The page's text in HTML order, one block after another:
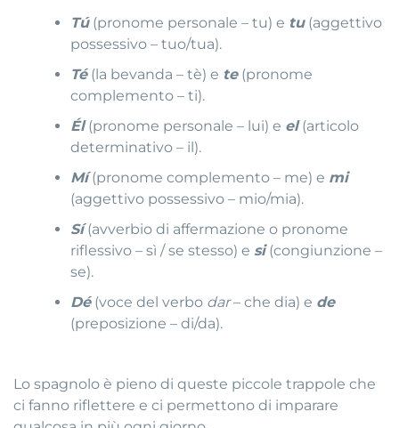
Tú(pronome personale – tu) e tu(aggettivo
possessivo – tuo/tua).
Té(la bevanda – tè) e te(pronome
complemento – ti).
Él(pronome personale – lui) e el(articolo
determinativo – il).
Mí(pronome complemento – me) e mi
(aggettivo possessivo – mio/mia).
Sí(avverbio di affermazione o pronome
riflessivo – sì / se stesso) e si(congiunzione –
se).
Dé(voce del verbo dar– che dia) e de
(preposizione – di/da).
Lo spagnolo è pieno di queste piccole trappole che
ci fanno riflettere e ci permettono di imparare